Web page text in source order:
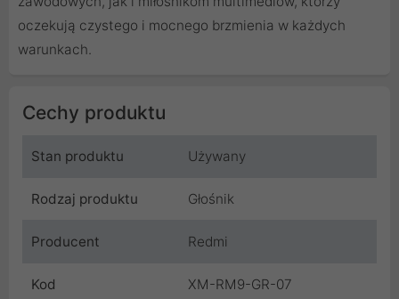
oczekują czystego i mocnego brzmienia w każdych
warunkach.
Cechy produktu
Stan produktu Używany
Rodzaj produktu Głośnik
Producent Redmi
Kod XM-RM9-GR-07